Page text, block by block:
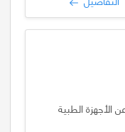
الأجهزة الطبية